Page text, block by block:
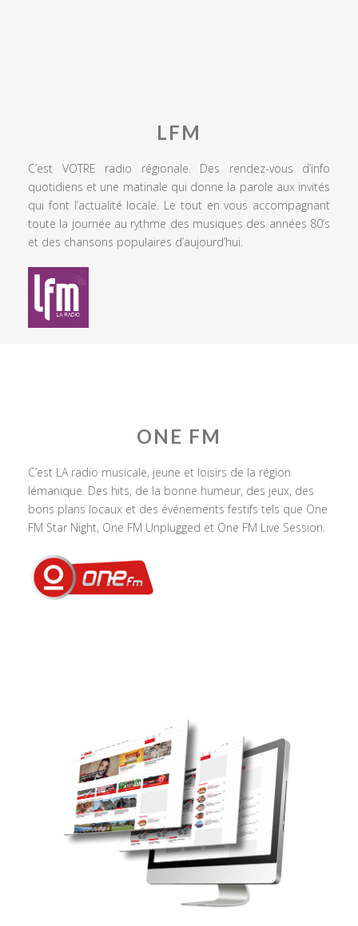
LFM
C’est VOTRE radio régionale. Des rendez-vous d’info
quotidiens et une matinale qui donne la parole aux invités
qui font l’actualité locale. Le tout en vous accompagnant
toute la journée au rythme des musiques des années 80’s
et des chansons populaires d’aujourd’hui.
ONE FM
C’est LA radio musicale, jeune et loisirs de la région
lémanique. Des hits, de la bonne humeur, des jeux, des
bons plans locaux et des événements festifs tels que One
FM Star Night, One FM Unplugged et One FM Live Session.